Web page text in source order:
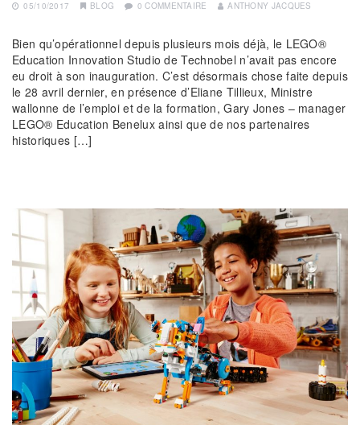
05/10/2017 BLOG 0 COMMENTAIRE ANTHONY JACQUES
Bien qu’opérationnel depuis plusieurs mois déjà, le LEGO®
Education Innovation Studio de Technobel n’avait pas encore
eu droit à son inauguration. C’est désormais chose faite depuis
le 28 avril dernier, en présence d’Eliane Tillieux, Ministre
wallonne de l’emploi et de la formation, Gary Jones – manager
LEGO® Education Benelux ainsi que de nos partenaires
historiques […]